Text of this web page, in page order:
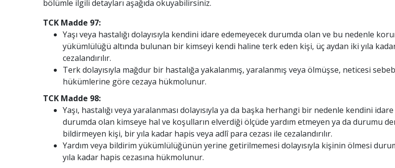
bölümle ilgili detayları aşağıda okuyabilirsiniz.
TCK Madde 97:
Yaşı veya hastalığı dolayısıyla kendini idare edemeyecek durumda olan ve bu nedenle
yükümlülüğü altında bulunan bir kimseyi kendi haline terk eden kişi, üç aydan iki yıla
cezalandırılır.
Terk dolayısıyla mağdur bir hastalığa yakalanmış, yaralanmış veya ölmüşse, neticesi
hükümlerine göre cezaya hükmolunur.
TCK Madde 98:
Yaşı, hastalığı veya yaralanması dolayısıyla ya da başka herhangi bir nedenle kendini
durumda olan kimseye hal ve koşulların elverdiği ölçüde yardım etmeyen ya da durumu
bildirmeyen kişi, bir yıla kadar hapis veya adlî para cezası ile cezalandırılır.
Yardım veya bildirim yükümlülüğünün yerine getirilmemesi dolayısıyla kişinin ölmesi
yıla kadar hapis cezasına hükmolunur.